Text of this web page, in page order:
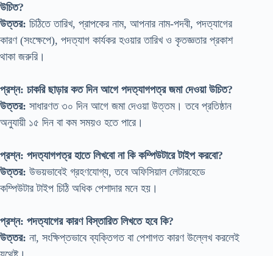
উচিত?
উত্তর: চিঠিতে তারিখ, প্রাপকের নাম, আপনার নাম-পদবী, পদত্যাগের
কারণ (সংক্ষেপে), পদত্যাগ কার্যকর হওয়ার তারিখ ও কৃতজ্ঞতার প্রকাশ
থাকা জরুরি।
প্রশ্ন: চাকরি ছাড়ার কত দিন আগে পদত্যাগপত্র জমা দেওয়া উচিত?
উত্তর: সাধারণত ৩০ দিন আগে জমা দেওয়া উত্তম। তবে প্রতিষ্ঠান
অনুযায়ী ১৫ দিন বা কম সময়ও হতে পারে।
প্রশ্ন: পদত্যাগপত্র হাতে লিখবো না কি কম্পিউটারে টাইপ করবো?
উত্তর: উভয়ভাবেই গ্রহণযোগ্য, তবে অফিসিয়াল লেটারহেডে
কম্পিউটার টাইপ চিঠি অধিক পেশাদার মনে হয়।
প্রশ্ন: পদত্যাগের কারণ বিস্তারিত লিখতে হবে কি?
উত্তর: না, সংক্ষিপ্তভাবে ব্যক্তিগত বা পেশাগত কারণ উল্লেখ করলেই